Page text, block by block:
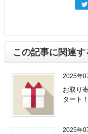
この記事に関連
2025年
お取り
タート！
2025年